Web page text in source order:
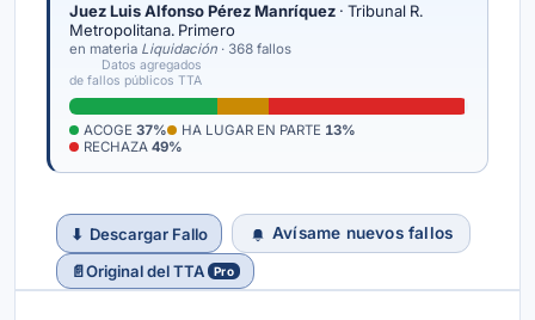
Juez Luis Alfonso Pérez Manríquez · Tribunal R.
Metropolitana. Primero
en materia Liquidación · 368 fallos
Datos agregados
de fallos públicos TTA
ACOGE 37% HA LUGAR EN PARTE 13%
RECHAZA 49%
⬇ Descargar Fallo
Avísame nuevos fallos
📄Original del TTA Pro